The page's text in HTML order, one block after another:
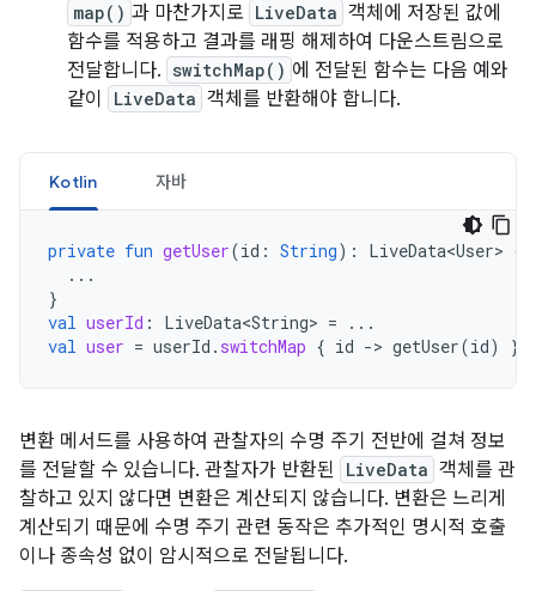
map() 과 마찬가지로 LiveData 객체에 저장된 값에
함수를 적용하고 결과를 래핑 해제하여 다운스트림으로
전달합니다. switchMap() 에 전달된 함수는 다음 예와
같이
LiveData 객체를 반환해야 합니다.
Kotlin 자바
private fun getUser(id : String): LiveData<User> {
...
}
val userId : LiveData<String> =
...
val user = userId . switchMap { id -> getUser(id) }
변환 메서드를 사용하여 관찰자의 수명 주기 전반에 걸쳐 정보
를 전달할 수 있습니다. 관찰자가 반환된 LiveData 객체를 관
찰하고 있지 않다면 변환은 계산되지 않습니다. 변환은 느리게
계산되기 때문에 수명 주기 관련 동작은 추가적인 명시적 호출
이나 종속성 없이 암시적으로 전달됩니다.